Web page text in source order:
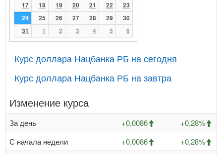
17
18 19 20 21 22
23
24
25 26 27 28 29
30
31
1 2 3 4 5 6
Курс доллара Нацбанка РБ на сегодня
Курс доллара Нацбанка РБ на завтра
Изменение курса
За день +0,0086
+0,28%
С начала недели
+0,0086
+0,28%